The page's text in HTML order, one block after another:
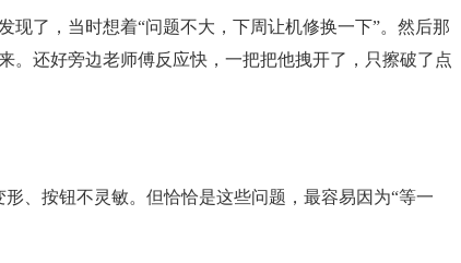
了，当时想着“问题不大，下周让机修换一下”。然后那
。还好旁边老师傅反应快，一把把他拽开了，只擦破了点
、按钮不灵敏。但恰恰是这些问题，最容易因为“等一